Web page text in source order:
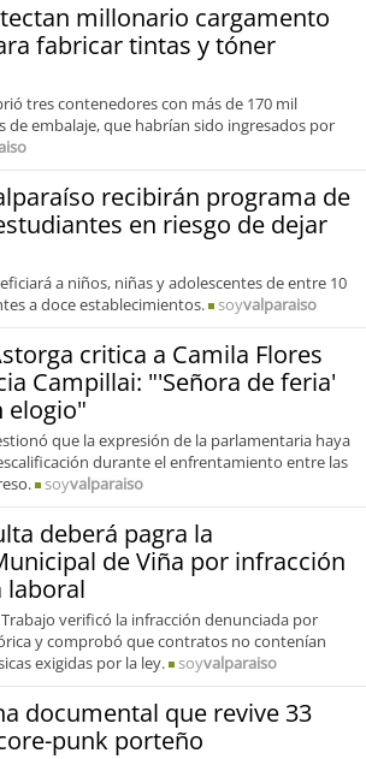
millonario cargamento
fabricar tintas y tóner
tres contenedores con más de 170 mil
de embalaje, que habrían sido ingresados por
recibirán programa de
en riesgo de dejar
a niños, niñas y adolescentes de entre 10
a doce establecimientos.
soyvalparaiso
critica a Camila Flores
Campillai: "'Señora de feria'
elogio"
que la expresión de la parlamentaria haya
durante el enfrentamiento entre las
soyvalparaiso
deberá pagra la
de Viña por infracción
laboral
verificó la infracción denunciada por
y comprobó que contratos no contenían
exigidas por la ley.
soyvalparaiso
documental que revive 33
punk porteño